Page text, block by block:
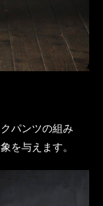
パンツの組み
を与えます。